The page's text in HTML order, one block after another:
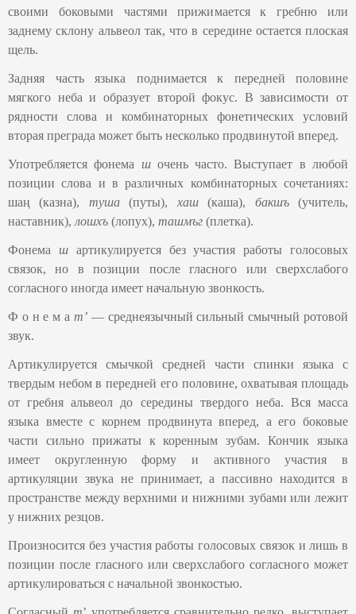
своими боковыми частями прижимается к гребню или
заднему склону альвеол так, что в середине остается плоская
щель.
Задняя часть языка поднимается к передней половине
мягкого неба и образует второй фокус. В зависимости от
рядности слова и комбинаторных фонетических условий
вторая преграда может быть несколько продвинутой вперед.
Употребляется фонема шочень часто. Выступает в любой
позиции слова и в различных комбинаторных сочетаниях:
шаң (казна), туша(путы), хаш(каша), бакшъ(учитель,
наставник), лошхъ (лопух), ташмъг (плетка).
Фонема шартикулируется без участия работы голосовых
связок, но в позиции после гласного или сверхслабого
согласного иногда имеет начальную звонкость.
Ф о н е м а т’— среднеязычный сильный смычный ротовой
звук.
Артикулируется смычкой средней части спинки языка с
твердым небом в передней его половине, охватывая площадь
от гребня альвеол до середины твердого неба. Вся масса
языка вместе с корнем продвинута вперед, а его боковые
части сильно прижаты к коренным зубам. Кончик языка
имеет округленную форму и активного участия в
артикуляции звука не принимает, а пассивно находится в
пространстве между верхними и нижними зубами или лежит
у нижних резцов.
Произносится без участия работы голосовых связок и лишь в
позиции после гласного или сверхслабого согласного может
артикулироваться с начальной звонкостью.